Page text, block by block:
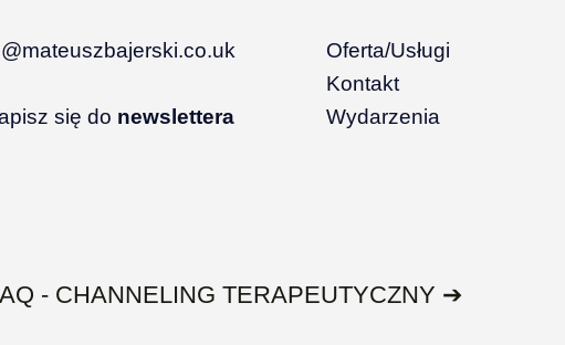
się do newslettera
Oferta/Usługi
Kontakt
Wydarzenia
- CHANNELING TERAPEUTYCZNY ➔